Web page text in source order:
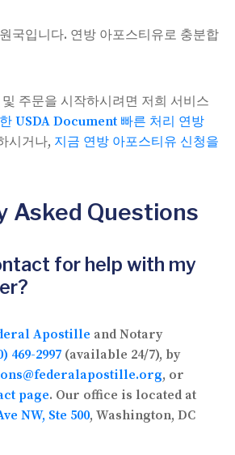
국입니다. 연방 아포스티유로 충분합
주문을 시작하시려면 저희 서비스
USDA Document 빠른 처리 연방
시거나, 지금 연방 아포스티유 신청을
Asked Questions
for help with my
Apostille and Notary
469-2997 (available 24/7), by
, or
page. Our office is located at
NW, Ste 500, Washington, DC